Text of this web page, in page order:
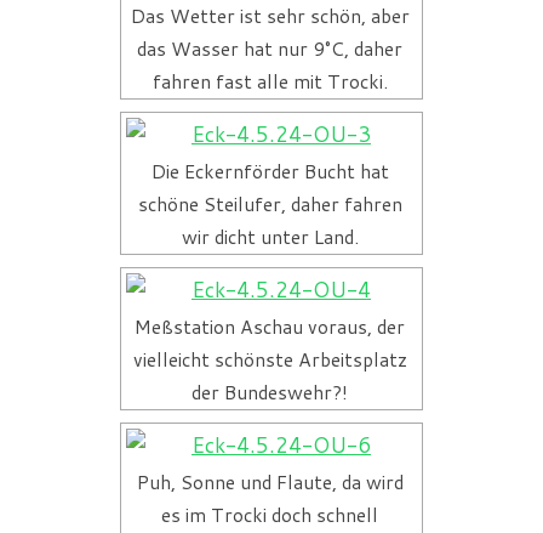
Das Wetter ist sehr schön, aber
das Wasser hat nur 9°C, daher
fahren fast alle mit Trocki.
Die Eckernförder Bucht hat
schöne Steilufer, daher fahren
wir dicht unter Land.
Meßstation Aschau voraus, der
vielleicht schönste Arbeitsplatz
der Bundeswehr?!
Puh, Sonne und Flaute, da wird
es im Trocki doch schnell